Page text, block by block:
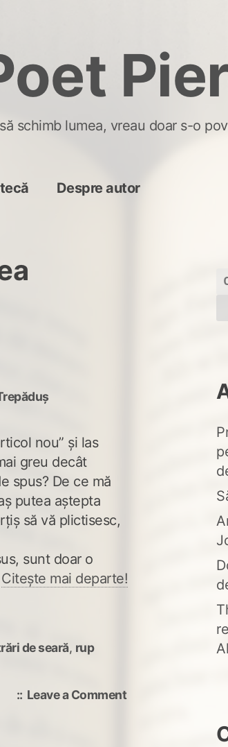
schimb lumea, vreau doar s-o
Despre autor
nou” și las
greu decât
spus? De ce mă
putea aștepta
să vă plictisesc,
sunt doar o
Citește mai departe!
de seară, rup
Leave a Commenton